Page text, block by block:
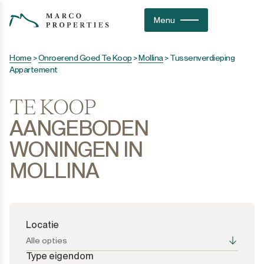
Menu
Home >Onroerend Goed Te Koop >Mollina>Tussenverdieping
Appartement
TE KOOP
AANGEBODEN
WONINGEN IN
MOLLINA
Locatie
Alle opties
Type eigendom